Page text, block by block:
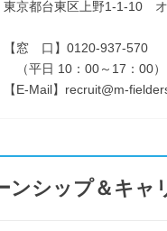
東京都台東区上野1-1-10
【窓 口】0120-937-570
（平日 10：00～17：00
【E-Mail】recruit@m-
ンシップ＆キャ